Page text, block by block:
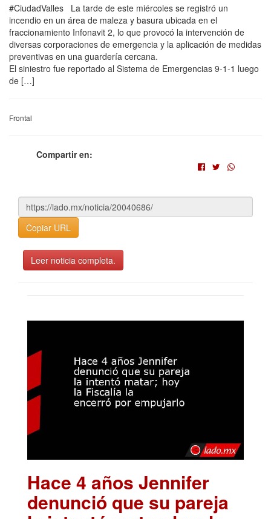
#CiudadValles La tarde de este miércoles se registró un
incendio en un área de maleza y basura ubicada en el
fraccionamiento Infonavit 2, lo que provocó la intervención de
diversas corporaciones de emergencia y la aplicación de medidas
preventivas en una guardería cercana.
El siniestro fue reportado al Sistema de Emergencias 9-1-1 luego
de […]
Frontal
Compartir en:
Copiar URL
Leer noticia completa.
Hace 4 años Jennifer
denunció que su pareja